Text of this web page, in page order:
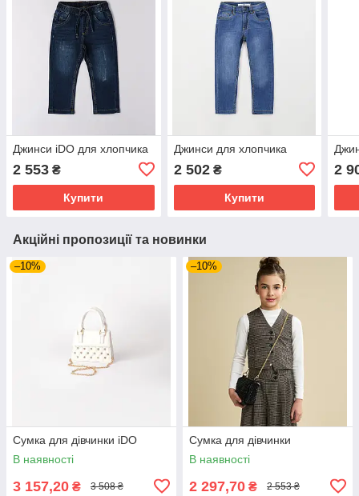
Джинси iDO для хлопчика
2 553 ₴
Купити
Джинси для хлопчика
2 502₴
Купити
2
Акційні пропозиції та новинки
–10%
Сумка для дівчинки iDO
В наявності
3 157,20 ₴ 3 508 ₴
–10%
Сумка для дівчинки
В наявності
2 297,70 ₴ 2 553 ₴